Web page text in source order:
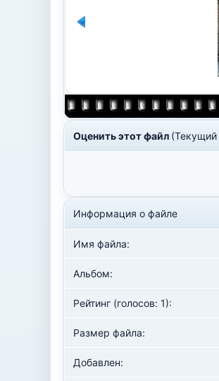
Оценить этот файл (Текущий
Информация о файле
Имя файла:
Альбом:
Рейтинг (голосов: 1):
Размер файла:
Добавлен: